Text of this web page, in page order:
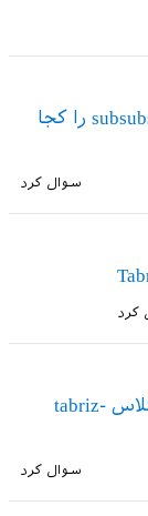
این دو دستور برای شماره گذاری subsubsection را کجا
سوال کرد
کرد
تقدم نام دانشجو بجای استاد راهنما در کلاس tabriz-
سوال کرد